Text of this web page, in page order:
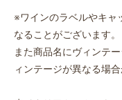
お買い物を
※ワインのラベルやキャ
なることがございます。
また商品名にヴィンテ
ィンテージが異なる場合